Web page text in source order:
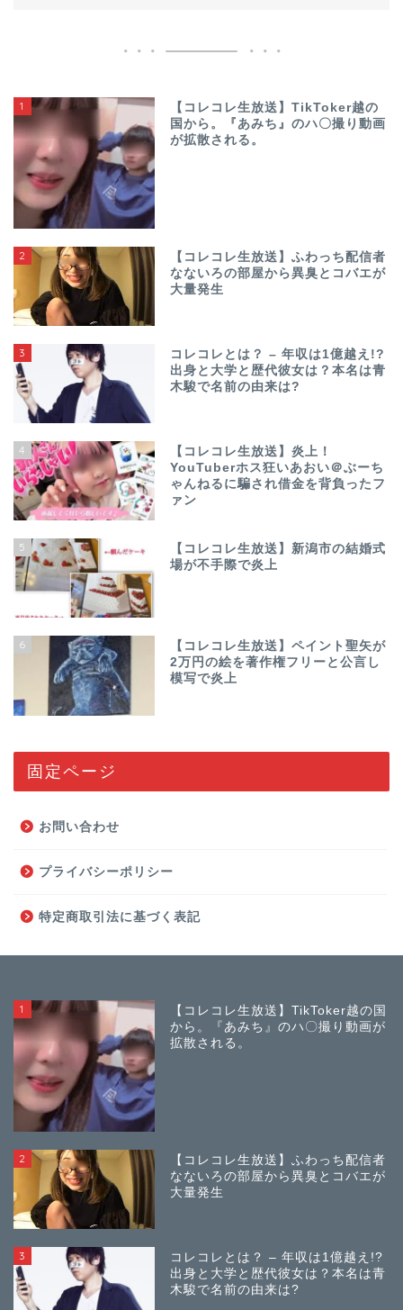
1
【コレコレ生放送】TikToker越の
国から。『あみち』のハ〇撮り動画
が拡散される。
2
【コレコレ生放送】ふわっち配信者
なないろの部屋から異臭とコバエが
大量発生
3
コレコレとは？ – 年収は1億越え!?
出身と大学と歴代彼女は？本名は青
木駿で名前の由来は?
4
【コレコレ生放送】炎上！
YouTuberホス狂いあおい＠ぶーち
ゃんねるに騙され借金を背負ったフ
ァン
5
【コレコレ生放送】新潟市の結婚式
場が不手際で炎上
6
【コレコレ生放送】ペイント聖矢が
2万円の絵を著作権フリーと公言し
模写で炎上
固定ページ
お問い合わせ
プライバシーポリシー
特定商取引法に基づく表記
1
【コレコレ生放送】TikToker越の国
から。『あみち』のハ〇撮り動画が
拡散される。
2
【コレコレ生放送】ふわっち配信者
なないろの部屋から異臭とコバエが
大量発生
3
コレコレとは？ – 年収は1億越え!?
出身と大学と歴代彼女は？本名は青
木駿で名前の由来は?